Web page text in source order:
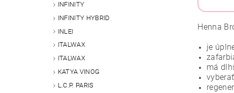
INFINITY
INFINITY HYBRID
INLEI
ITALWAX
ITALWAX
KATYA VINOG
L.C.P. PARIS
Henna
je
má